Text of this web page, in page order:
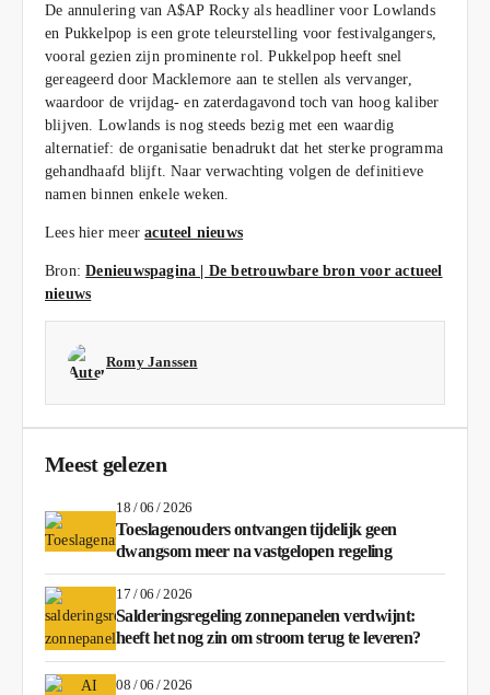
De annulering van A$AP Rocky als headliner voor Lowlands
en Pukkelpop is een grote teleurstelling voor festivalgangers,
vooral gezien zijn prominente rol. Pukkelpop heeft snel
gereageerd door Macklemore aan te stellen als vervanger,
waardoor de vrijdag‑ en zaterdagavond toch van hoog kaliber
blijven. Lowlands is nog steeds bezig met een waardig
alternatief: de organisatie benadrukt dat het sterke programma
gehandhaafd blijft. Naar verwachting volgen de definitieve
namen binnen enkele weken.
Lees hier meeracuteel nieuws
Bron:Denieuwspagina | De betrouwbare bron voor actueel
nieuws
Romy Janssen
Meest gelezen
18 / 06 / 2026
Toeslagenouders ontvangen tijdelijk geen
dwangsom meer na vastgelopen regeling
17 / 06 / 2026
Salderingsregeling zonnepanelen verdwijnt:
heeft het nog zin om stroom terug te leveren?
08 / 06 / 2026